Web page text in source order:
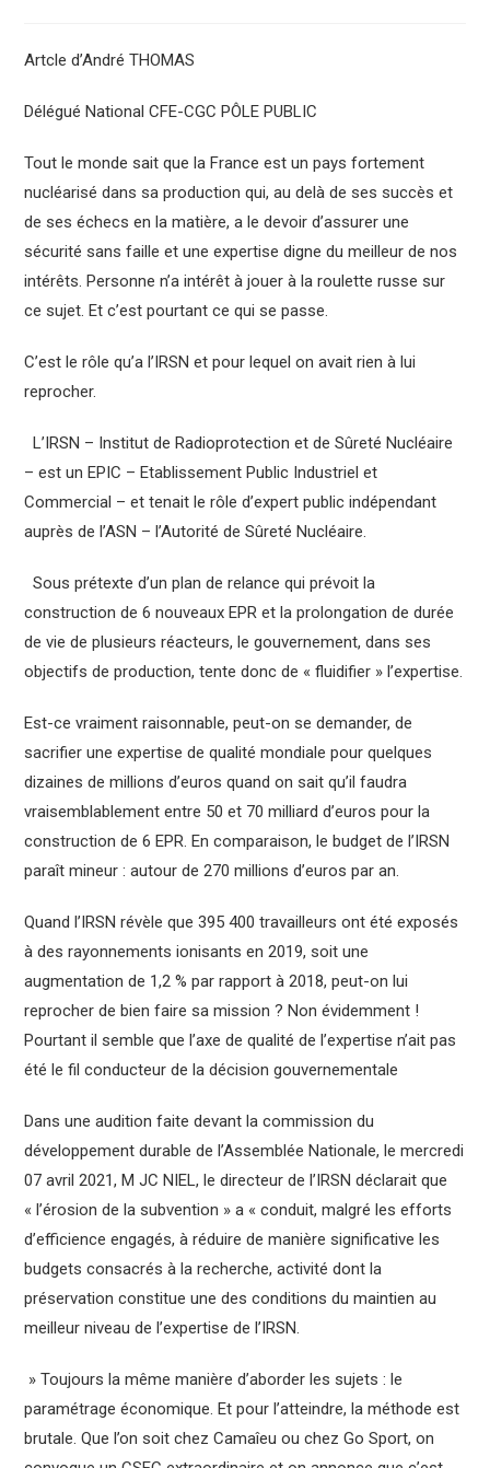
Artcle d’André THOMAS
Délégué National CFE-CGC PÔLE PUBLIC
Tout le monde sait que la France est un pays fortement
nucléarisé dans sa production qui, au delà de ses succès et
de ses échecs en la matière, a le devoir d’assurer une
sécurité sans faille et une expertise digne du meilleur de nos
intérêts. Personne n’a intérêt à jouer à la roulette russe sur
ce sujet. Et c’est pourtant ce qui se passe.
C’est le rôle qu’a l’IRSN et pour lequel on avait rien à lui
reprocher.
L’IRSN – Institut de Radioprotection et de Sûreté Nucléaire
– est un EPIC – Etablissement Public Industriel et
Commercial – et tenait le rôle d’expert public indépendant
auprès de l’ASN – l’Autorité de Sûreté Nucléaire.
Sous prétexte d’un plan de relance qui prévoit la
construction de 6 nouveaux EPR et la prolongation de durée
de vie de plusieurs réacteurs, le gouvernement, dans ses
objectifs de production, tente donc de « fluidifier » l’expertise.
Est-ce vraiment raisonnable, peut-on se demander, de
sacrifier une expertise de qualité mondiale pour quelques
dizaines de millions d’euros quand on sait qu’il faudra
vraisemblablement entre 50 et 70 milliard d’euros pour la
construction de 6 EPR. En comparaison, le budget de l’IRSN
paraît mineur : autour de 270 millions d’euros par an.
Quand l’IRSN révèle que 395 400 travailleurs ont été exposés
à des rayonnements ionisants en 2019, soit une
augmentation de 1,2 % par rapport à 2018, peut-on lui
reprocher de bien faire sa mission ? Non évidemment !
Pourtant il semble que l’axe de qualité de l’expertise n’ait pas
été le fil conducteur de la décision gouvernementale
Dans une audition faite devant la commission du
développement durable de l’Assemblée Nationale, le mercredi
07 avril 2021, M JC NIEL, le directeur de l’IRSN déclarait que
« l’érosion de la subvention » a « conduit, malgré les efforts
d’efficience engagés, à réduire de manière significative les
budgets consacrés à la recherche, activité dont la
préservation constitue une des conditions du maintien au
meilleur niveau de l’expertise de l’IRSN.
» Toujours la même manière d’aborder les sujets : le
paramétrage économique. Et pour l’atteindre, la méthode est
brutale. Que l’on soit chez Camaîeu ou chez Go Sport, on